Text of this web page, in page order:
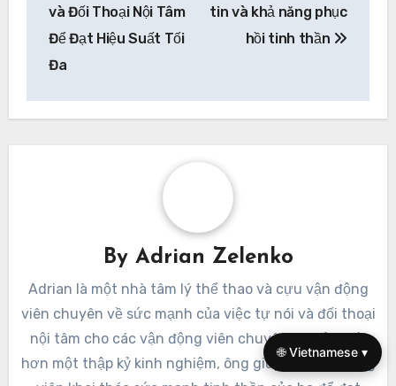
huống áp lực cao để xây dựng sự quen thuộc và
kiên cường.
navigation
Cách Duy Trì Tập
Trung Trong Cuộc Thi:
Làm Chủ Cuộc Nói
Chuyện Với Bản Thân
và Đối Thoại Nội Tâm
Để Đạt Hiệu Suất Tối
Đa
Tầm quan trọng của
trong thể thao: Nâng
cao hiệu suất, sự tự
tin và khả năng phục
hồi tinh thần
🌐 Vietnamese ▾